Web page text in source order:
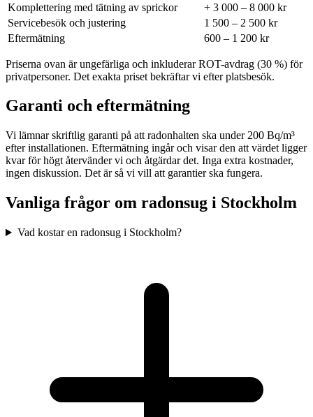
Komplettering med tätning av sprickor
+ 3 000 – 8 000 kr
Servicebesök och justering
1 500 – 2 500 kr
Eftermätning
600 – 1 200 kr
Priserna ovan är ungefärliga och inkluderar ROT-avdrag (30 %) för
privatpersoner. Det exakta priset bekräftar vi efter platsbesök.
Garanti och eftermätning
Vi lämnar skriftlig garanti på att radonhalten ska under 200 Bq/m³
efter installationen. Eftermätning ingår och visar den att värdet ligger
kvar för högt återvänder vi och åtgärdar det. Inga extra kostnader,
ingen diskussion. Det är så vi vill att garantier ska fungera.
Vanliga frågor om radonsug i Stockholm
Vad kostar en radonsug i Stockholm?